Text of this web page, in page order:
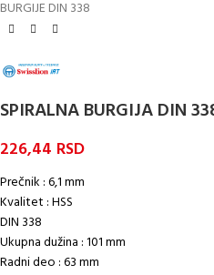
BURGIJE DIN 338
SPIRALNA BURGIJA DIN
226,44 RSD
Prečnik : 6,1 mm
Kvalitet : HSS
DIN 338
Ukupna dužina : 101 mm
Radni deo : 63 mm